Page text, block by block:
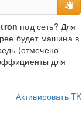
под сеть? Для
будет машина в
(отмечено
для
Активировать TK